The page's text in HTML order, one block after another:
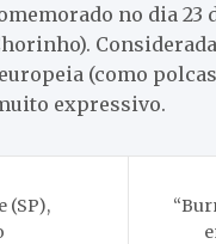
no dia
(como
expressivo.
(SP),